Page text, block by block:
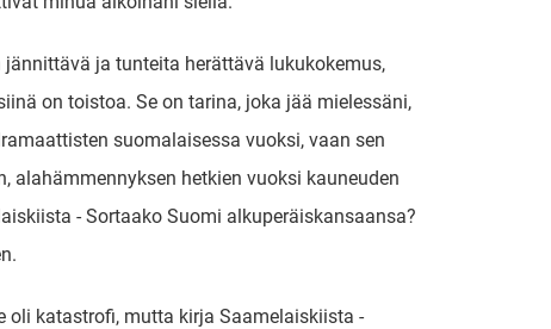
jännittävä ja tunteita herättävä lukukokemus,
on toistoa. Se on tarina, joka jää mielessäni,
suomalaisessa vuoksi, vaan sen
alahämmennyksen hetkien vuoksi kauneuden
- Sortaako Suomi alkuperäiskansaansa?
oli katastrofi, mutta kirja Saamelaiskiista -